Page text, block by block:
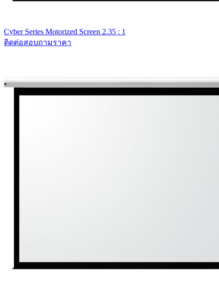
Cyber Series Motorized Screen 2.35 : 1
ติดต่อสอบถามราคา